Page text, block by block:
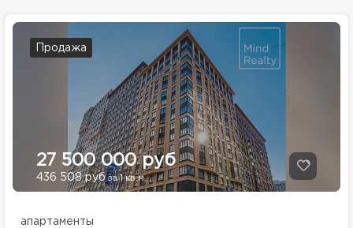
Продажа
27 500 000 руб
436 508 рубза 1 кв.м.
апартаменты